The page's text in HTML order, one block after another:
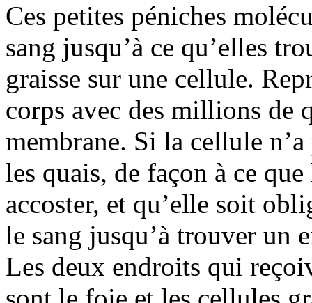
Ces petites péniches
sang jusqu’à ce qu’elles
graisse sur une cellule.
corps avec des millions de
membrane. Si la cellule
les quais, de façon à ce
accoster, et qu’elle soit
le sang jusqu’à trouver un
Les deux endroits qui